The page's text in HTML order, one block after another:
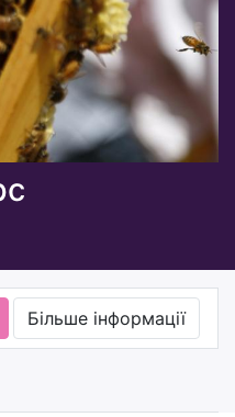
Більше інформації